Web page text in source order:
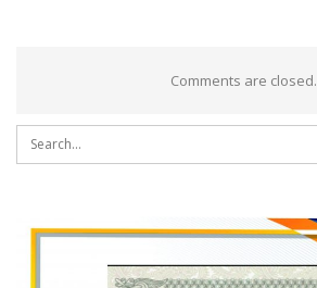
Comments are closed.